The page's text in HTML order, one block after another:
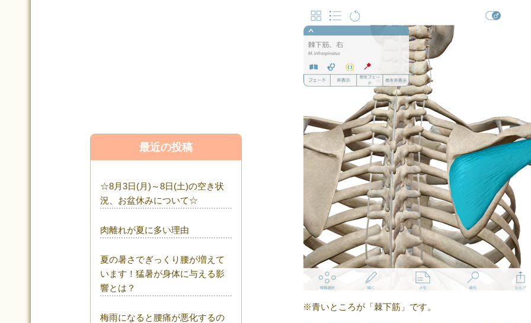
※青いところが「棘下筋」です。
最近の投稿
☆8月3日(月)～8日(土)の空き状
況、お盆休みについて☆
肉離れが夏に多い理由
夏の暑さでぎっくり腰が増えて
います！猛暑が身体に与える影
響とは？
梅雨になると腰痛が悪化するの